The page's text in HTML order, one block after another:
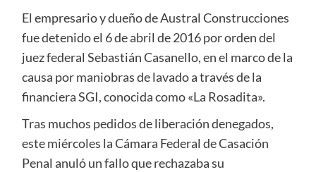
El empresario y dueño de Austral Construcciones
fue detenido el 6 de abril de 2016 por orden del
juez federal Sebastián Casanello, en el marco de la
causa por maniobras de lavado a través de la
financiera SGI, conocida como «La Rosadita».
Tras muchos pedidos de liberación denegados,
este miércoles la Cámara Federal de Casación
Penal anuló un fallo que rechazaba su